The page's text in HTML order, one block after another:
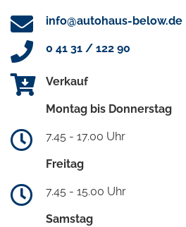
info@autohaus-below.de
0 41 31 / 122 90
Verkauf
Montag bis Donnerstag
7.45 - 17.00 Uhr
Freitag
7.45 - 15.00 Uhr
Samstag